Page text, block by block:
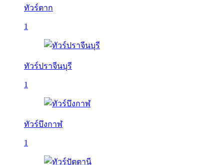
ทัวร์ตาก
1
ทัวร์ปราจีนบุรี
1
ทัวร์บึงกาฬ
1